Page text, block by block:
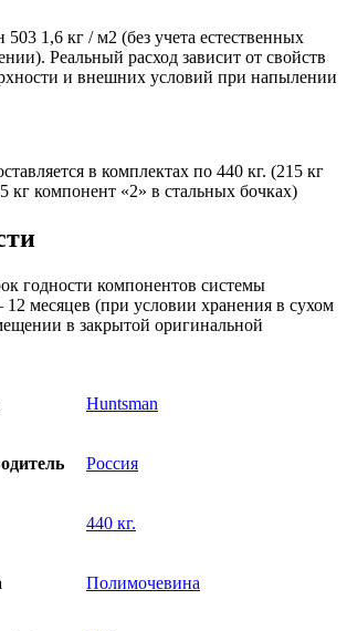
503 1,6 кг / м2 (без учета естественных
Реальный расход зависит от свойств
и внешних условий при напылении
в комплектах по 440 кг. (215 кг
кг компонент «2» в стальных бочках)
годности компонентов системы
месяцев (при условии хранения в сухом
в закрытой оригинальной
Huntsman
Россия
440 кг.
Полимочевина